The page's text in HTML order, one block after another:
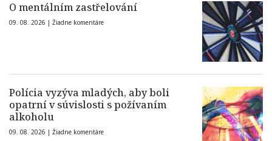
O mentálním zastřelování
09. 08. 2026 | Žiadne komentáre
Polícia vyzýva mladých, aby boli
opatrní v súvislosti s požívaním
alkoholu
09. 08. 2026 | Žiadne komentáre